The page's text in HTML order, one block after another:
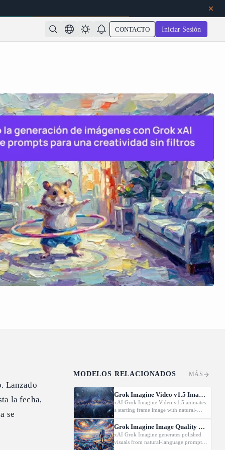
CONTACTO Iniciar Sesión
Lanzado
la fecha,
se
MODELOS RELACIONADOS MÁS
Grok Imagine Video v1.5 Image-to-Video
xAI Grok Imagine Video v1.5 animates
a starting frame image with natural-
language motion prompts at
480p/720p/1080P.
Grok Imagine Image Quality Text-to-Image
xAI Grok Imagine generates polished
visuals from natural-language prompts